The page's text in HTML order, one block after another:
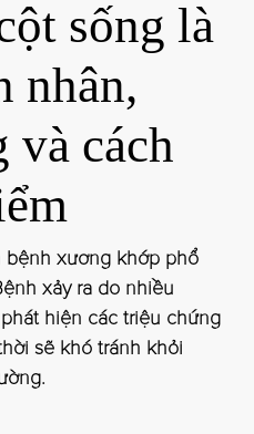
sống là
nhân,
và cách
bệnh xương khớp phổ
xảy ra do nhiều
hiện các triệu chứng
sẽ khó tránh khỏi